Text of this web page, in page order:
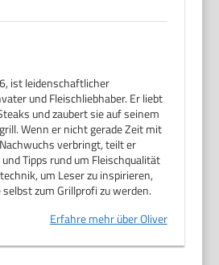
ist leidenschaftlicher
und Fleischliebhaber. Er liebt
und zaubert sie auf seinem
Wenn er nicht gerade Zeit mit
verbringt, teilt er
und Tipps rund um Fleischqualität
um Leser zu inspirieren,
selbst zum Grillprofi zu werden.
Erfahre mehr über Oliver